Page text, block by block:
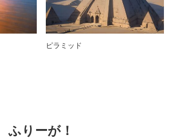
ピラミッド
ふりーが！